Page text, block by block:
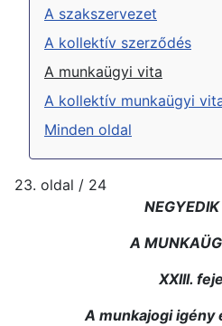
A szakszervezet
A kollektív szerződés
A munkaügyi vita
A kollektív munkaügyi
Minden oldal
23. oldal / 24
A
XXIII.
A munkajogi igény